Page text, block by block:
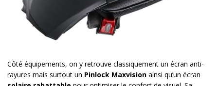
Côté équipements, on y retrouve classiquement un écran anti-
rayures mais surtout un Pinlock Maxvision ainsi qu’un écran